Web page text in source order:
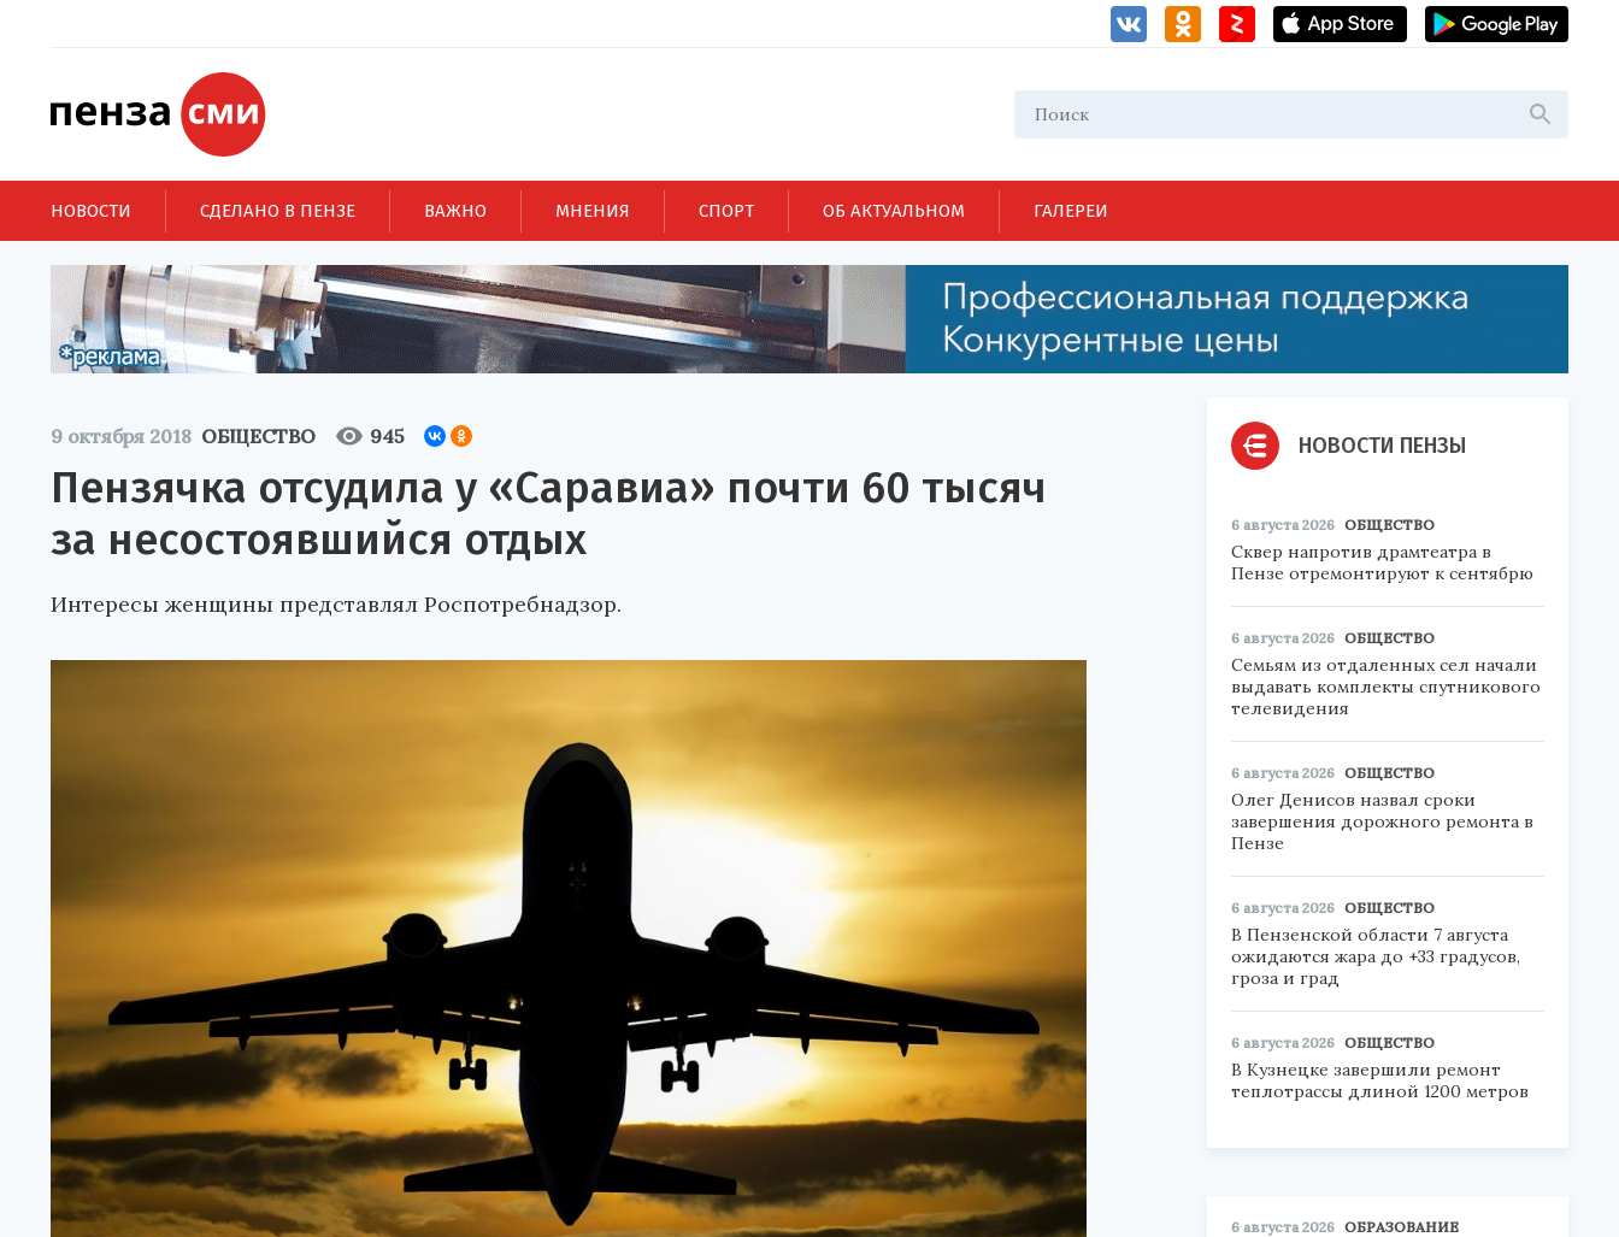
НОВОСТИ СДЕЛАНО В ПЕНЗЕ ВАЖНО МНЕНИЯ СПОРТ ОБ АКТУАЛЬНОМ ГАЛЕРЕИ
9 октября 2018 ОБЩЕСТВО 945
Пензячка отсудила у «Саравиа» почти 60 тысяч
за несостоявшийся отдых
Интересы женщины представлял Роспотребнадзор.
НОВОСТИ ПЕНЗЫ
6 августа 2026 ОБЩЕСТВО
Сквер напротив драмтеатра в
Пензе отремонтируют к сентябрю
6 августа 2026 ОБЩЕСТВО
Семьям из отдаленных сел начали
выдавать комплекты спутникового
телевидения
6 августа 2026 ОБЩЕСТВО
Олег Денисов назвал сроки
завершения дорожного ремонта в
Пензе
6 августа 2026 ОБЩЕСТВО
В Пензенской области 7 августа
ожидаются жара до +33 градусов,
гроза и град
6 августа 2026 ОБЩЕСТВО
В Кузнецке завершили ремонт
теплотрассы длиной 1200 метров
6 августа 2026 ОБРАЗОВАНИЕ